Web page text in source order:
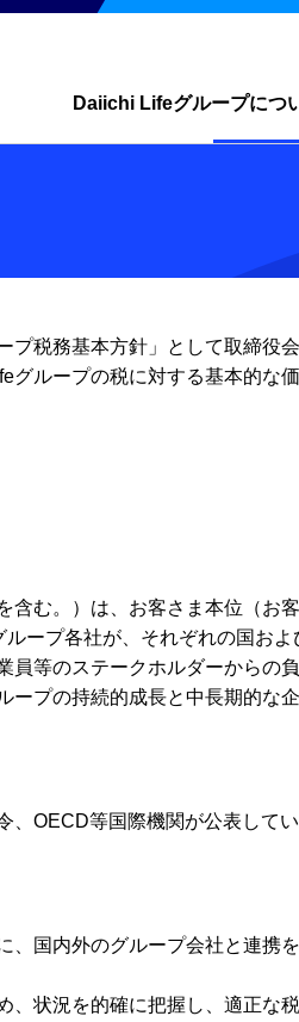
Daiichi Lifeグループにつ
サイト内検索を開く
税務基本方針」として取締役
ループの税に対する基本的な
む。）は、お客さま本位（お
ープ各社が、それぞれの国お
等のステークホルダーから
プの持続的成長と中長期的な
OECD等国際機関が公表して
国内外のグループ会社と連
状況を的確に把握し、適正な